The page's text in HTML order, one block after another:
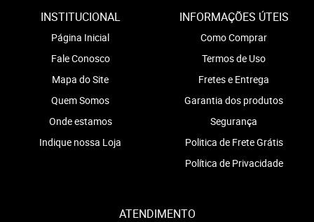
INSTITUCIONAL
Página Inicial
Fale Conosco
Mapa do Site
Quem Somos
Onde estamos
Indique nossa Loja
INFORMAÇÕES ÚTEIS
Como Comprar
Termos de Uso
Fretes e Entrega
Garantia dos produtos
Segurança
Politica de Frete Grátis
Política de Privacidade
ATENDIMENTO